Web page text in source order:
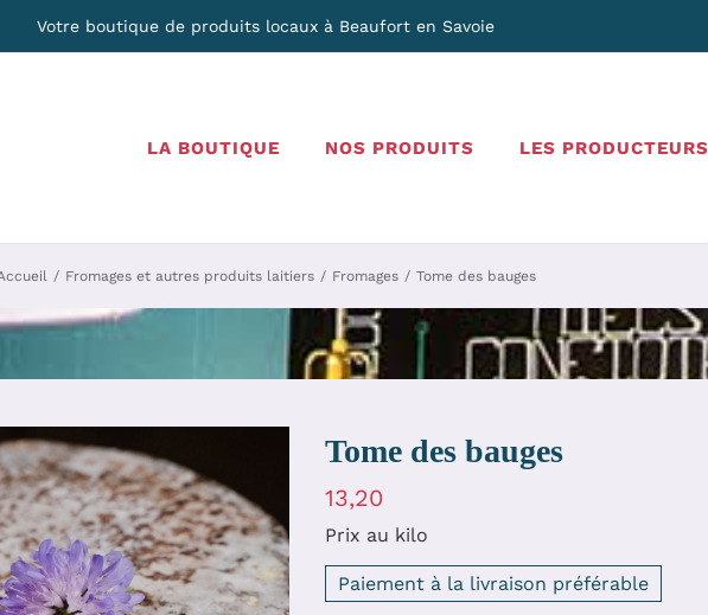
Votre boutique de produits locaux à Beaufort en Savoie
LA BOUTIQUE NOS PRODUITS LES PRODUCTEURS
Fromages et autres produits laitiers Fromages Tome des bauges
Tome des bauges
13,20
Prix au kilo
Paiement à la livraison préférable